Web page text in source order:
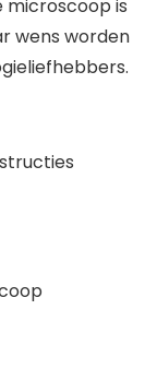
microscoop is
wens worden